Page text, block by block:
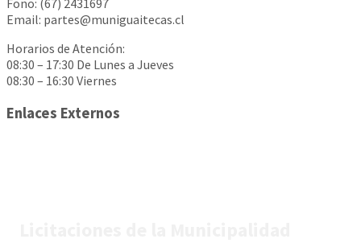
Email: partes@muniguaitecas.cl
Horarios de Atención:
08:30 – 17:30 De Lunes a Jueves
08:30 – 16:30 Viernes
Enlaces Externos